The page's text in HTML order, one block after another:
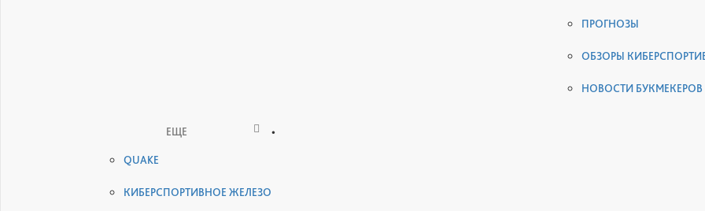
ПРОГНОЗЫ
ОБЗОРЫ
НОВОСТИ БУКМЕКЕРОВ
ЕЩЕ
QUAKE
КИБЕРСПОРТИВНОЕ ЖЕЛЕЗО
•